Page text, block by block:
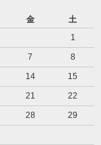
金
土
1
7
8
14
15
21
22
28
29